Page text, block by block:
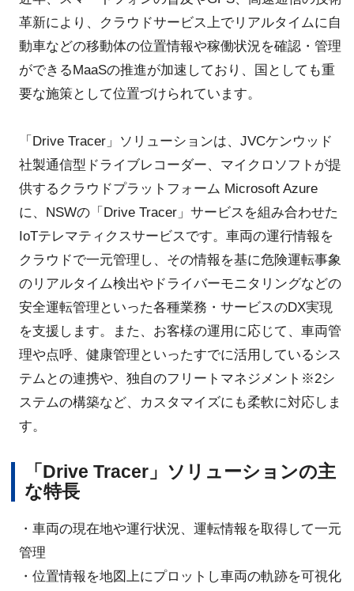
革新により、クラウドサービス上でリアルタイムに自
動車などの移動体の位置情報や稼働状況を確認・管理
ができるMaaSの推進が加速しており、国としても重
要な施策として位置づけられています。
「Drive Tracer」ソリューションは、JVCケンウッド
社製通信型ドライブレコーダー、マイクロソフトが提
供するクラウドプラットフォーム Microsoft Azure
に、NSWの「Drive Tracer」サービスを組み合わせた
IoTテレマティクスサービスです。車両の運行情報を
クラウドで一元管理し、その情報を基に危険運転事象
のリアルタイム検出やドライバーモニタリングなどの
安全運転管理といった各種業務・サービスのDX実現
を支援します。また、お客様の運用に応じて、車両管
理や点呼、健康管理といったすでに活用しているシス
テムとの連携や、独自のフリートマネジメント※2シ
ステムの構築など、カスタマイズにも柔軟に対応しま
す。
「Drive Tracer」ソリューションの主
な特長
・車両の現在地や運行状況、運転情報を取得して一元
管理
・位置情報を地図上にプロットし車両の軌跡を可視化